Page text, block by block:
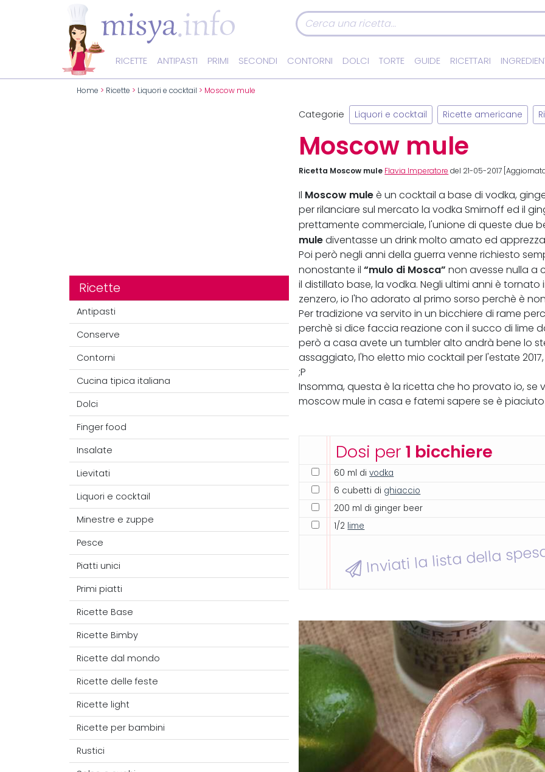
RICETTE ANTIPASTI PRIMI SECONDI CONTORNI DOLCI TORTE GUIDE RICETTARI
Home > Ricette > Liquori e cocktail > Moscow mule
Ricette
Antipasti
Conserve
Contorni
Cucina tipica italiana
Dolci
Finger food
Insalate
Lievitati
Liquori e cocktail
Minestre e zuppe
Pesce
Piatti unici
Primi piatti
Ricette Base
Ricette Bimby
Ricette dal mondo
Ricette delle feste
Ricette light
Ricette per bambini
Rustici
Categorie Liquori e cocktail Ricette americane
Moscow mule
Ricetta Moscow mule Flavia Imperatore del 21-05-2017
Il Moscow mule è un cocktail a base di vodka,
per rilanciare sul mercato la vodka Smirnoff ed il
prettamente commerciale, l'unione di queste due
mule diventasse un drink molto amato ed
Poi però negli anni della guerra venne richiesto
nonostante il“mulo di Mosca” non avesse nulla a
il distillato base, la vodka. Negli ultimi anni è
zenzero, io l'ho adorato al primo sorso perchè è
Per tradizione va servito in un bicchiere di rame
perchè si dice faccia reazione con il succo di lime
però a casa avete un tumbler alto andrà bene lo
assaggiato, l'ho eletto mio cocktail per l'estate
;P
Insomma, questa è la ricetta che ho provato io, se
moscow mule in casa e fatemi sapere se è
Dosi per1 bicchiere
60 ml divodka
6 cubetti di ghiaccio
200 ml di ginger beer
1/2 lime
Inviati la lista della